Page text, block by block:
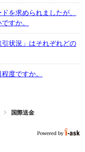
を求められましたが、
すか。
引状況」はそれぞれどの
度ですか。
国際送金